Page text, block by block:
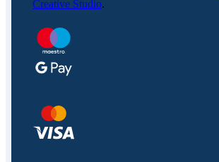
Creative Studio.